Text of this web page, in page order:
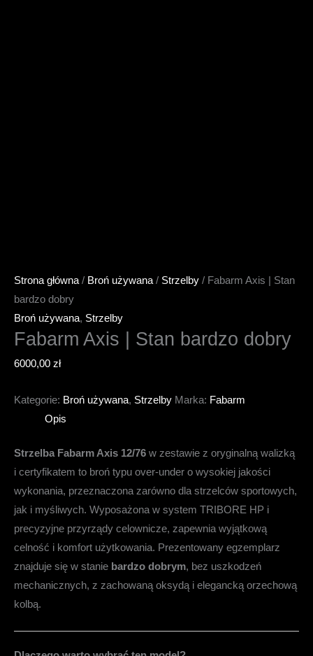
Strona główna/ Broń używana/ Strzelby / Fabarm Axis | Stan
bardzo dobry
Broń używana, Strzelby
Fabarm Axis | Stan bardzo dobry
6000,00 zł
Kategorie: Broń używana, Strzelby Marka: Fabarm
Opis
Strzelba Fabarm Axis 12/76 w zestawie z oryginalną walizką
i certyfikatem to broń typu over-under o wysokiej jakości
wykonania, przeznaczona zarówno dla strzelców sportowych,
jak i myśliwych. Wyposażona w system TRIBORE HP i
precyzyjne przyrządy celownicze, zapewnia wyjątkową
celność i komfort użytkowania. Prezentowany egzemplarz
znajduje się w stanie bardzo dobrym, bez uszkodzeń
mechanicznych, z zachowaną oksydą i elegancką orzechową
kolbą.